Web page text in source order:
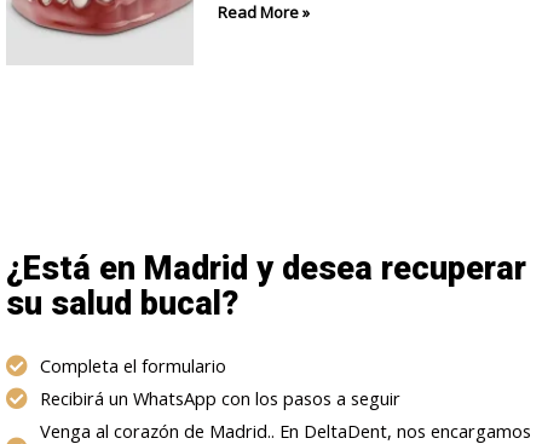
Read More »
¿Está en Madrid y desea recuperar
su salud bucal?
Completa el formulario
Recibirá un WhatsApp con los pasos a seguir
Venga al corazón de Madrid.. En DeltaDent, nos encargamos